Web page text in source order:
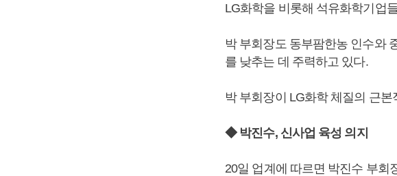
LG화학을 비롯해 석유화학기업
박 부회장도 동부팜한농 인수와
를 낮추는 데 주력하고 있다.
박 부회장이 LG화학 체질의 근
◆ 박진수, 신사업 육성 의지
20일 업계에 따르면 박진수 부회